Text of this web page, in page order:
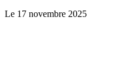
Le 17 novembre 2025